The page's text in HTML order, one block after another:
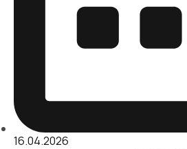
16.04.2026